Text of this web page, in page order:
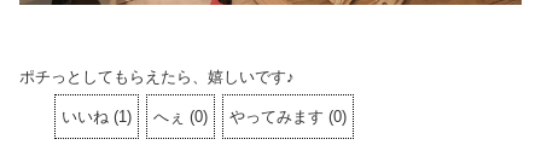
ポチっとしてもらえたら、嬉しいです♪
いいね (1) へぇ (0) やってみます (0)